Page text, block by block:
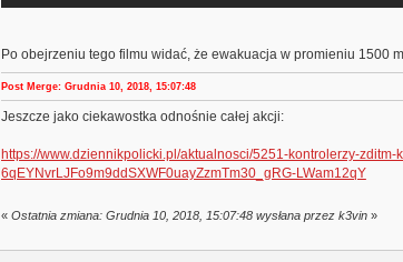
Po obejrzeniu tego filmu widać, że ewakuacja w promieniu 1500
Post Merge: Grudnia 10, 2018, 15:07:48
Jeszcze jako ciekawostka odnośnie całej akcji:
https://www.dziennikpolicki.pl/aktualnosci/5251-kontrolerzy-
6qEYNvrLJFo9m9ddSXWF0uayZzmTm30_gRG-LWam12qY
« Ostatnia zmiana: Grudnia 10, 2018, 15:07:48 wysłana przez k3vin»